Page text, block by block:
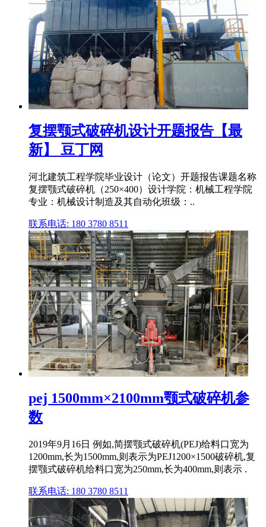
复摆颚式破碎机设计开题报告【最
新】 豆丁网
河北建筑工程学院毕业设计（论文）开题报告课题名称
复摆颚式破碎机（250×400）设计学院：机械工程学院
专业：机械设计制造及其自动化班级：..
联系电话: 180 3780 8511
pej 1500mm×2100mm颚式破碎机参
数
2019年9月16日 例如,简摆颚式破碎机(PEJ)给料口宽为
1200mm,长为1500mm,则表示为PEJ1200×1500破碎机,复
摆颚式破碎机给料口宽为250mm,长为400mm,则表示 .
联系电话: 180 3780 8511